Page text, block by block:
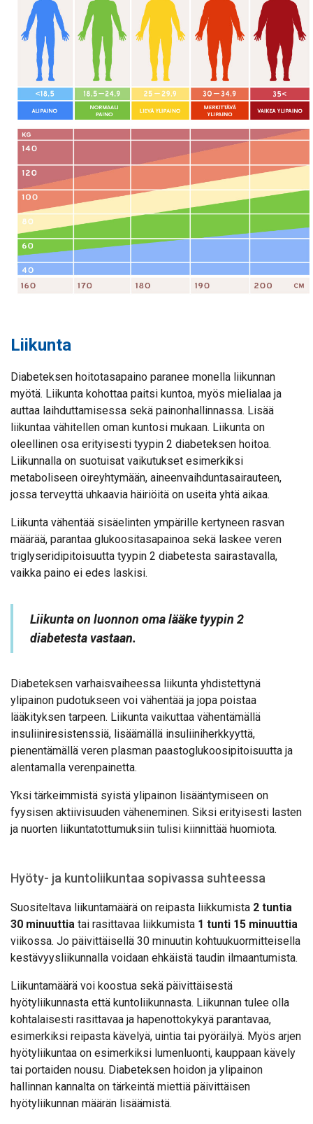
Liikunta
Diabeteksen hoitotasapaino paranee monella liikunnan
myötä. Liikunta kohottaa paitsi kuntoa, myös mielialaa ja
auttaa laihduttamisessa sekä painonhallinnassa. Lisää
liikuntaa vähitellen oman kuntosi mukaan. Liikunta on
oleellinen osa erityisesti tyypin 2 diabeteksen hoitoa.
Liikunnalla on suotuisat vaikutukset esimerkiksi
metaboliseen oireyhtymään, aineenvaihduntasairauteen,
jossa terveyttä uhkaavia häiriöitä on useita yhtä aikaa.
Liikunta vähentää sisäelinten ympärille kertyneen rasvan
määrää, parantaa glukoositasapainoa sekä laskee veren
triglyseridipitoisuutta tyypin 2 diabetesta sairastavalla,
vaikka paino ei edes laskisi.
Liikunta on luonnon oma lääke tyypin 2
diabetesta vastaan.
Diabeteksen varhaisvaiheessa liikunta yhdistettynä
ylipainon pudotukseen voi vähentää ja jopa poistaa
lääkityksen tarpeen. Liikunta vaikuttaa vähentämällä
insuliiniresistenssiä, lisäämällä insuliiniherkkyyttä,
pienentämällä veren plasman paastoglukoosipitoisuutta ja
alentamalla verenpainetta.
Yksi tärkeimmistä syistä ylipainon lisääntymiseen on
fyysisen aktiivisuuden väheneminen. Siksi erityisesti lasten
ja nuorten liikuntatottumuksiin tulisi kiinnittää huomiota.
Hyöty- ja kuntoliikuntaa sopivassa suhteessa
Suositeltava liikuntamäärä on reipasta liikkumista 2 tuntia
30 minuuttia tai rasittavaa liikkumista 1 tunti 15 minuuttia
viikossa. Jo päivittäisellä 30 minuutin kohtuukuormitteisella
kestävyysliikunnalla voidaan ehkäistä taudin ilmaantumista.
Liikuntamäärä voi koostua sekä päivittäisestä
hyötyliikunnasta että kuntoliikunnasta. Liikunnan tulee olla
kohtalaisesti rasittavaa ja hapenottokykyä parantavaa,
esimerkiksi reipasta kävelyä, uintia tai pyöräilyä. Myös arjen
hyötyliikuntaa on esimerkiksi lumenluonti, kauppaan kävely
tai portaiden nousu. Diabeteksen hoidon ja ylipainon
hallinnan kannalta on tärkeintä miettiä päivittäisen
hyötyliikunnan määrän lisäämistä.